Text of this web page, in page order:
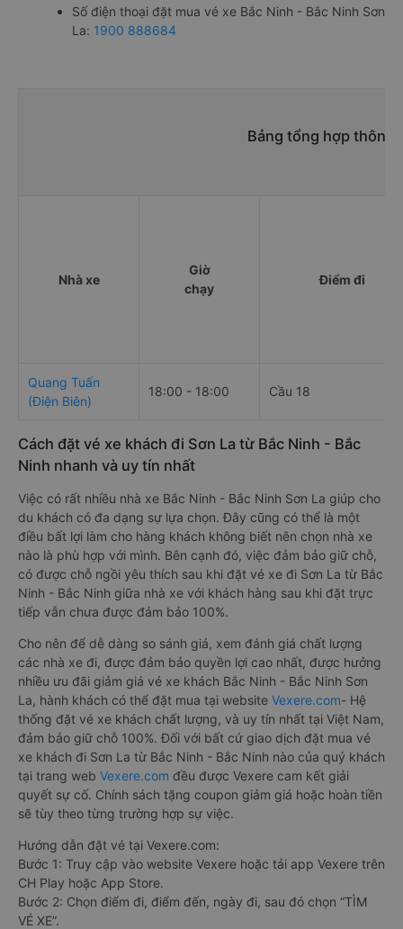
Số điện thoại đặt mua vé xe Bắc Ninh - Bắc Ninh Sơn
La: 1900 888684
Bảng tổng hợp thông
Nhà xe
Giờ
chạy
Điểm đi
Quang Tuấn
(Điện Biên)
18:00 - 18:00 Cầu 18
Cách đặt vé xe khách đi Sơn La từ Bắc Ninh - Bắc
Ninh nhanh và uy tín nhất
Việc có rất nhiều nhà xe Bắc Ninh - Bắc Ninh Sơn La giúp cho
du khách có đa dạng sự lựa chọn. Đây cũng có thể là một
điều bất lợi làm cho hàng khách không biết nên chọn nhà xe
nào là phù hợp với mình. Bên cạnh đó, việc đảm bảo giữ chỗ,
có được chỗ ngồi yêu thích sau khi đặt vé xe đi Sơn La từ Bắc
Ninh - Bắc Ninh giữa nhà xe với khách hàng sau khi đặt trực
tiếp vẫn chưa được đảm bảo 100%.
Cho nên để dễ dàng so sánh giá, xem đánh giá chất lượng
các nhà xe đi, được đảm bảo quyền lợi cao nhất, được hưởng
nhiều ưu đãi giảm giá vé xe khách Bắc Ninh - Bắc Ninh Sơn
La, hành khách có thể đặt mua tại website Vexere.com- Hệ
thống đặt vé xe khách chất lượng, và uy tín nhất tại Việt Nam,
đảm bảo giữ chỗ 100%. Đối với bất cứ giao dịch đặt mua vé
xe khách đi Sơn La từ Bắc Ninh - Bắc Ninh nào của quý khách
tại trang web Vexere.com đều được Vexere cam kết giải
quyết sự cố. Chính sách tặng coupon giảm giá hoặc hoàn tiền
sẽ tùy theo từng trường hợp sự việc.
Hướng dẫn đặt vé tại Vexere.com:
Bước 1: Truy cập vào website Vexere hoặc tải app Vexere trên
CH Play hoặc App Store.
Bước 2: Chọn điểm đi, điểm đến, ngày đi, sau đó chọn “TÌM
VÉ XE”.